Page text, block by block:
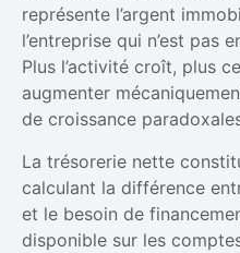
représente l’argent
l’entreprise qui n’est pas
Plus l’activité croît, plus
augmenter
de croissance
La trésorerie nette
calculant la différence
et le besoin de
disponible sur les